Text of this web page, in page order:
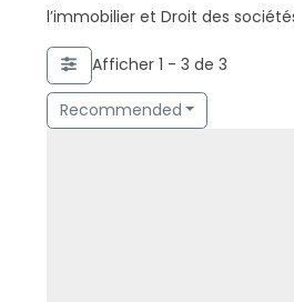
l’immobilier et Droit des
Afficher 1 - 3 de 3
Recommended